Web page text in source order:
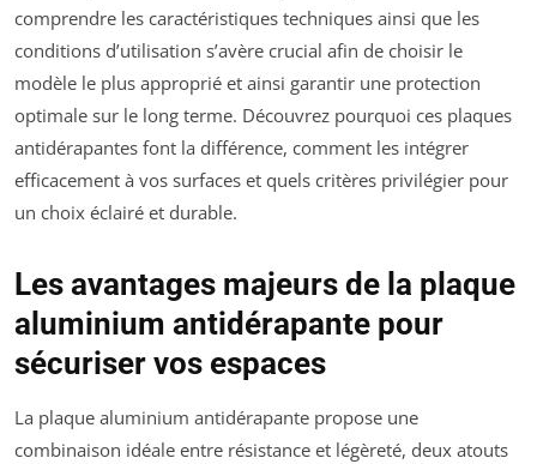
comprendre les caractéristiques techniques ainsi que les
conditions d’utilisation s’avère crucial afin de choisir le
modèle le plus approprié et ainsi garantir une protection
optimale sur le long terme. Découvrez pourquoi ces plaques
antidérapantes font la différence, comment les intégrer
efficacement à vos surfaces et quels critères privilégier pour
un choix éclairé et durable.
Les avantages majeurs de la plaque
aluminium antidérapante pour
sécuriser vos espaces
La plaque aluminium antidérapante propose une
combinaison idéale entre résistance et légèreté, deux atouts